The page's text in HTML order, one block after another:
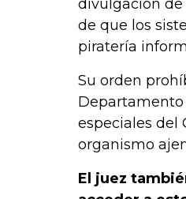
divulgación
de que los
piratería
Su orden
Departamento
especiales del
organismo
El juez